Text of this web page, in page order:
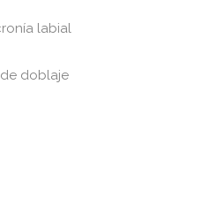
labial
doblaje